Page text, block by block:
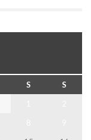
S
S